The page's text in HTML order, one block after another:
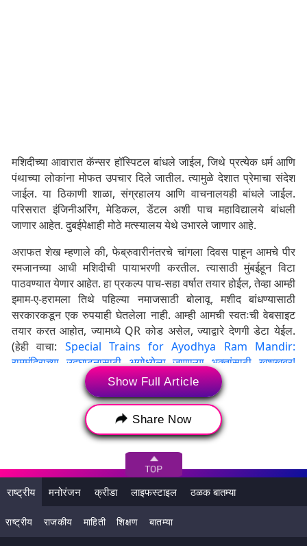
मशिदीच्या आवारात कॅन्सर हॉस्पिटल बांधले जाईल, जिथे प्रत्येक धर्म आणि
पंथाच्या लोकांना मोफत उपचार दिले जातील. त्यामुळे देशात प्रेमाचा संदेश
जाईल. या ठिकाणी शाळा, संग्रहालय आणि वाचनालयही बांधले जाईल.
परिसरात इंजिनीअरिंग, मेडिकल, डेंटल अशी पाच महाविद्यालये बांधली
जाणार आहेत. दुबईपेक्षाही मोठे मत्स्यालय येथे उभारले जाणार आहे.
अराफत शेख म्हणाले की, फेब्रुवारीनंतरचे चांगला दिवस पाहून आमचे पीर
रमजानच्या आधी मशिदीची पायाभरणी करतील. त्यासाठी मुंबईहून विटा
पाठवण्यात येणार आहेत. हा प्रकल्प पाच-सहा वर्षात तयार होईल, तेव्हा आम्ही
इमाम-ए-हरामला तिथे पहिल्या नमाजसाठी बोलावू. मशीद बांधण्यासाठी
सरकारकडून एक रुपयाही घेतलेला नाही. आम्ही आमची स्वतःची वेबसाइट
तयार करत आहोत, ज्यामध्ये QR कोड असेल, ज्याद्वारे देणगी डेटा येईल.
(हेही वाचा: Special Trains for Ayodhya Ram Mandir:
राममंदिराच्या उद्घाटनासाठी अयोध्येला जाणाऱ्या भक्तांसाठी खुशखबर!
भारतीय रेल्वे 19 जानेवारीपासून चालवणार 1,000 स्पेशल गाड्या
Show Full Article
Share Now
राष्ट्रीय मनोरंजन क्रीडा लाइफस्टाइल ठळक बातम्या
राष्ट्रीय राजकीय माहिती शिक्षण बातम्या